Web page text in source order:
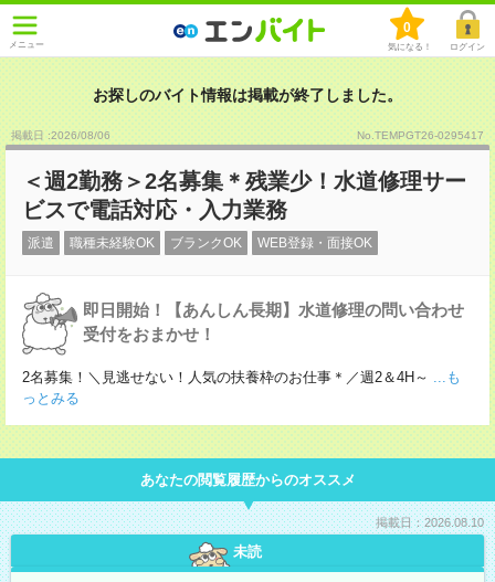
メニュー
0
気になる！ ログイン
お探しのバイト情報は掲載が終了しました。
掲載日 :2026/08/06 No.TEMPGT26-0295417
＜週2勤務＞2名募集＊残業少！水道修理サー
ビスで電話対応・入力業務
派遣 職種未経験OK ブランクOK WEB登録・面接OK
即日開始！【あんしん長期】水道修理の問い合わせ
受付をおまかせ！
2名募集！＼見逃せない！人気の扶養枠のお仕事＊／週2＆4H～ ...も
っとみる
あなたの閲覧履歴からのオススメ
掲載日：2026.08.10
未読